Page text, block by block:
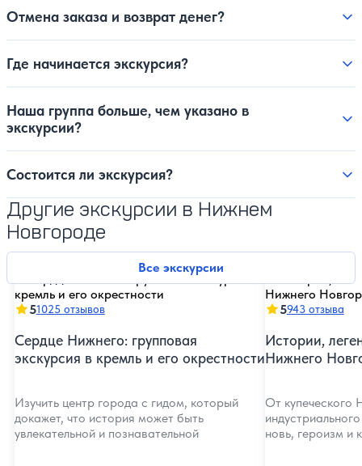
Отмена заказа и возврат денег?
Где начинается экскурсия?
Наша группа больше, чем указано в
экскурсии?
Состоится ли экскурсия?
Другие экскурсии в Нижнем
Новгороде
Все экскурсии
51025 отзывов
Сердце Нижнего: групповая
экскурсия в кремль и его окрестности
Изучить центр города с гидом, который
докажет, что история может быть
увлекательной и познавательной
5943 отзыва
Истории,
Нижнего
От купеческого
новь, героизм и